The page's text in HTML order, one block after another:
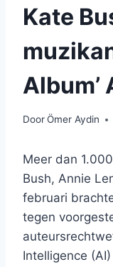
Kate
Album’
DoorÖmer Aydin
Meer dan
Bush, Annie
februari
tegen
Intelligence